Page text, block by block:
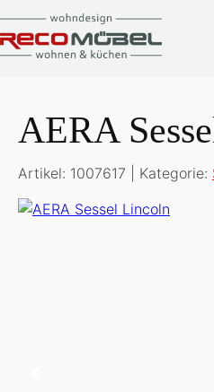
AERA
Artikel: 1007617 | Kategorie: